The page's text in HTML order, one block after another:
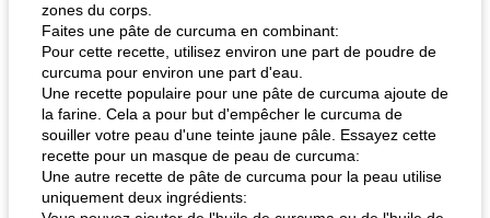
zones du corps.
Faites une pâte de curcuma en combinant:
Pour cette recette, utilisez environ une part de poudre de
curcuma pour environ une part d'eau.
Une recette populaire pour une pâte de curcuma ajoute de
la farine. Cela a pour but d'empêcher le curcuma de
souiller votre peau d'une teinte jaune pâle. Essayez cette
recette pour un masque de peau de curcuma:
Une autre recette de pâte de curcuma pour la peau utilise
uniquement deux ingrédients: